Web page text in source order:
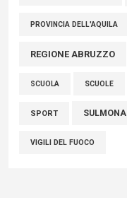
PROVINCIA DELL'AQUILA
REGIONE ABRUZZO
SCUOLA SCUOLE
SPORT SULMONA
VIGILI DEL FUOCO